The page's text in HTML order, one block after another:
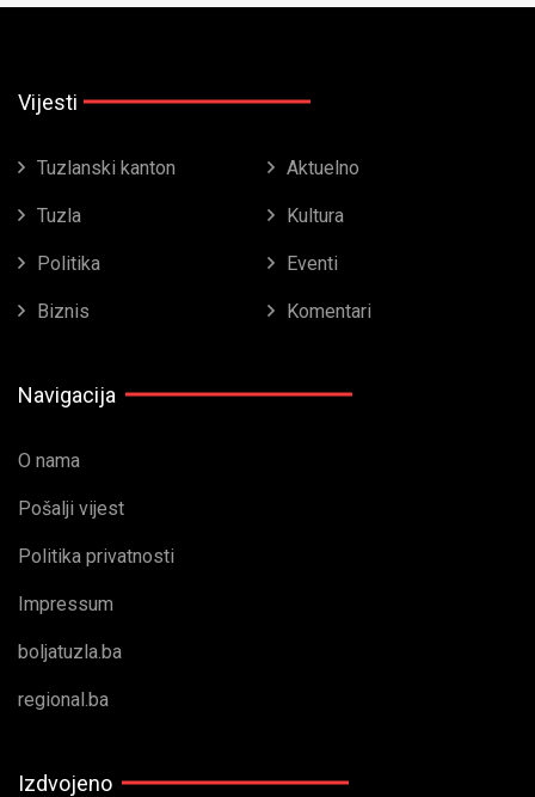
Vijesti
Tuzlanski kanton Aktuelno
Tuzla Kultura
Politika Eventi
Biznis Komentari
Navigacija
O nama
Pošalji vijest
Politika privatnosti
Impressum
boljatuzla.ba
regional.ba
Izdvojeno